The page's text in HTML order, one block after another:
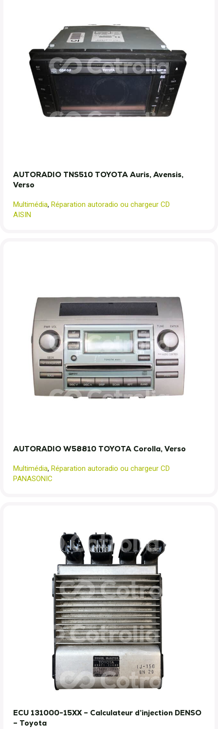
AUTORADIO TNS510 TOYOTA Auris, Avensis,
Verso
Multimédia, Réparation autoradio ou chargeur CD
AISIN
AUTORADIO W58810 TOYOTA Corolla, Verso
Multimédia, Réparation autoradio ou chargeur CD
PANASONIC
ECU 131000-15XX – Calculateur d’injection DENSO
– Toyota